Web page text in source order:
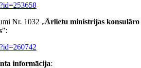
Nr. 1032 „Ārlietu ministrijas konsulāro
”:
informācija: